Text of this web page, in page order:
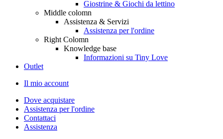
Giostrine & Giochi da lettino
Middle colomn
Assistenza & Servizi
Assistenza per l'ordine
Right Colomn
Knowledge base
Informazioni su Tiny Love
Outlet
Il mio account
Dove acquistare
Assistenza per l'ordine
Contattaci
Assistenza